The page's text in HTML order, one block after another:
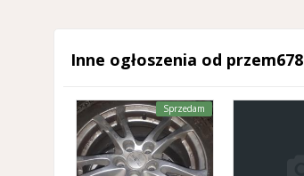
Inne ogłoszenia od przem678
Sprzedam